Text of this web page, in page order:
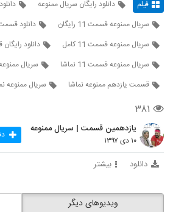
فیلم دانلود رایگان سریال ممنوعه
دانلود
سریال ممنوعه قسمت 11 رایگان
دانلود
سریال ممنوعه قسمت 11 کامل
دانلود رایگان قسمت
سریال ممنوعه قسمت 11 نماشا
سریال
قسمت یازدهم ممنوعه نماشا
سریال ممنوعه
۳۸۱
یازدهمین قسمت | سریال ممنوعه
۱۰ دی ۱۳۹۷
دانلود بیشتر
ویدیوهای دیگر